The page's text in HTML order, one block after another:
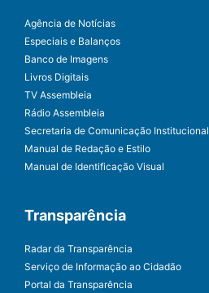
Agência de Notícias
Especiais e Balanços
Banco de Imagens
Livros Digitais
TV Assembleia
Rádio Assembleia
Secretaria de Comunicação Institucional
Manual de Redação e Estilo
Manual de Identificação Visual
Transparência
Radar da Transparência
Serviço de Informação ao Cidadão
Portal da Transparência